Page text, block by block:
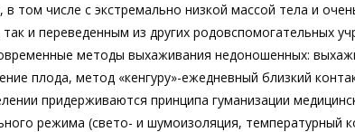
том числе с экстремально низкой массой тела и
и переведенным из других родовспомогательных
методы выхаживания недоношенных:
плода, метод «кенгуру»-ежедневный близкий
придерживаются принципа гуманизации
режима (свето- и шумоизоляция, температурный